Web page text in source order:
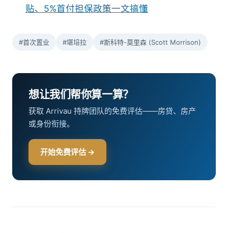
贴、5%首付担保政策一文搞懂
#首次置业 #堪培拉 #斯科特-莫里森 (Scott Morrison)
想让我们帮你算一算？
获取 Arrivau 持牌团队的免费评估——房贷、房产
或身份衔接。
开始免费评估 →